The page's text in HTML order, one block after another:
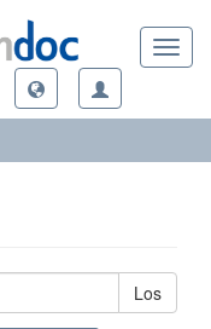
Los